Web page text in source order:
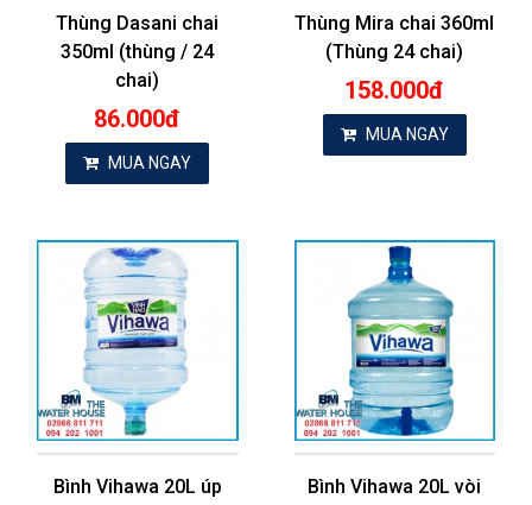
Thùng Dasani chai
350ml (thùng / 24
chai)
86.000đ
MUA NGAY
Thùng Mira chai 360ml
(Thùng 24 chai)
158.000đ
MUA NGAY
Bình Vihawa 20L úp
Bình Vihawa 20L vòi